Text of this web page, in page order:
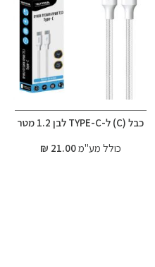
כבל (C) ל-TYPE-C לבן 1.2 מטר
כולל מע"מ21.00 ₪